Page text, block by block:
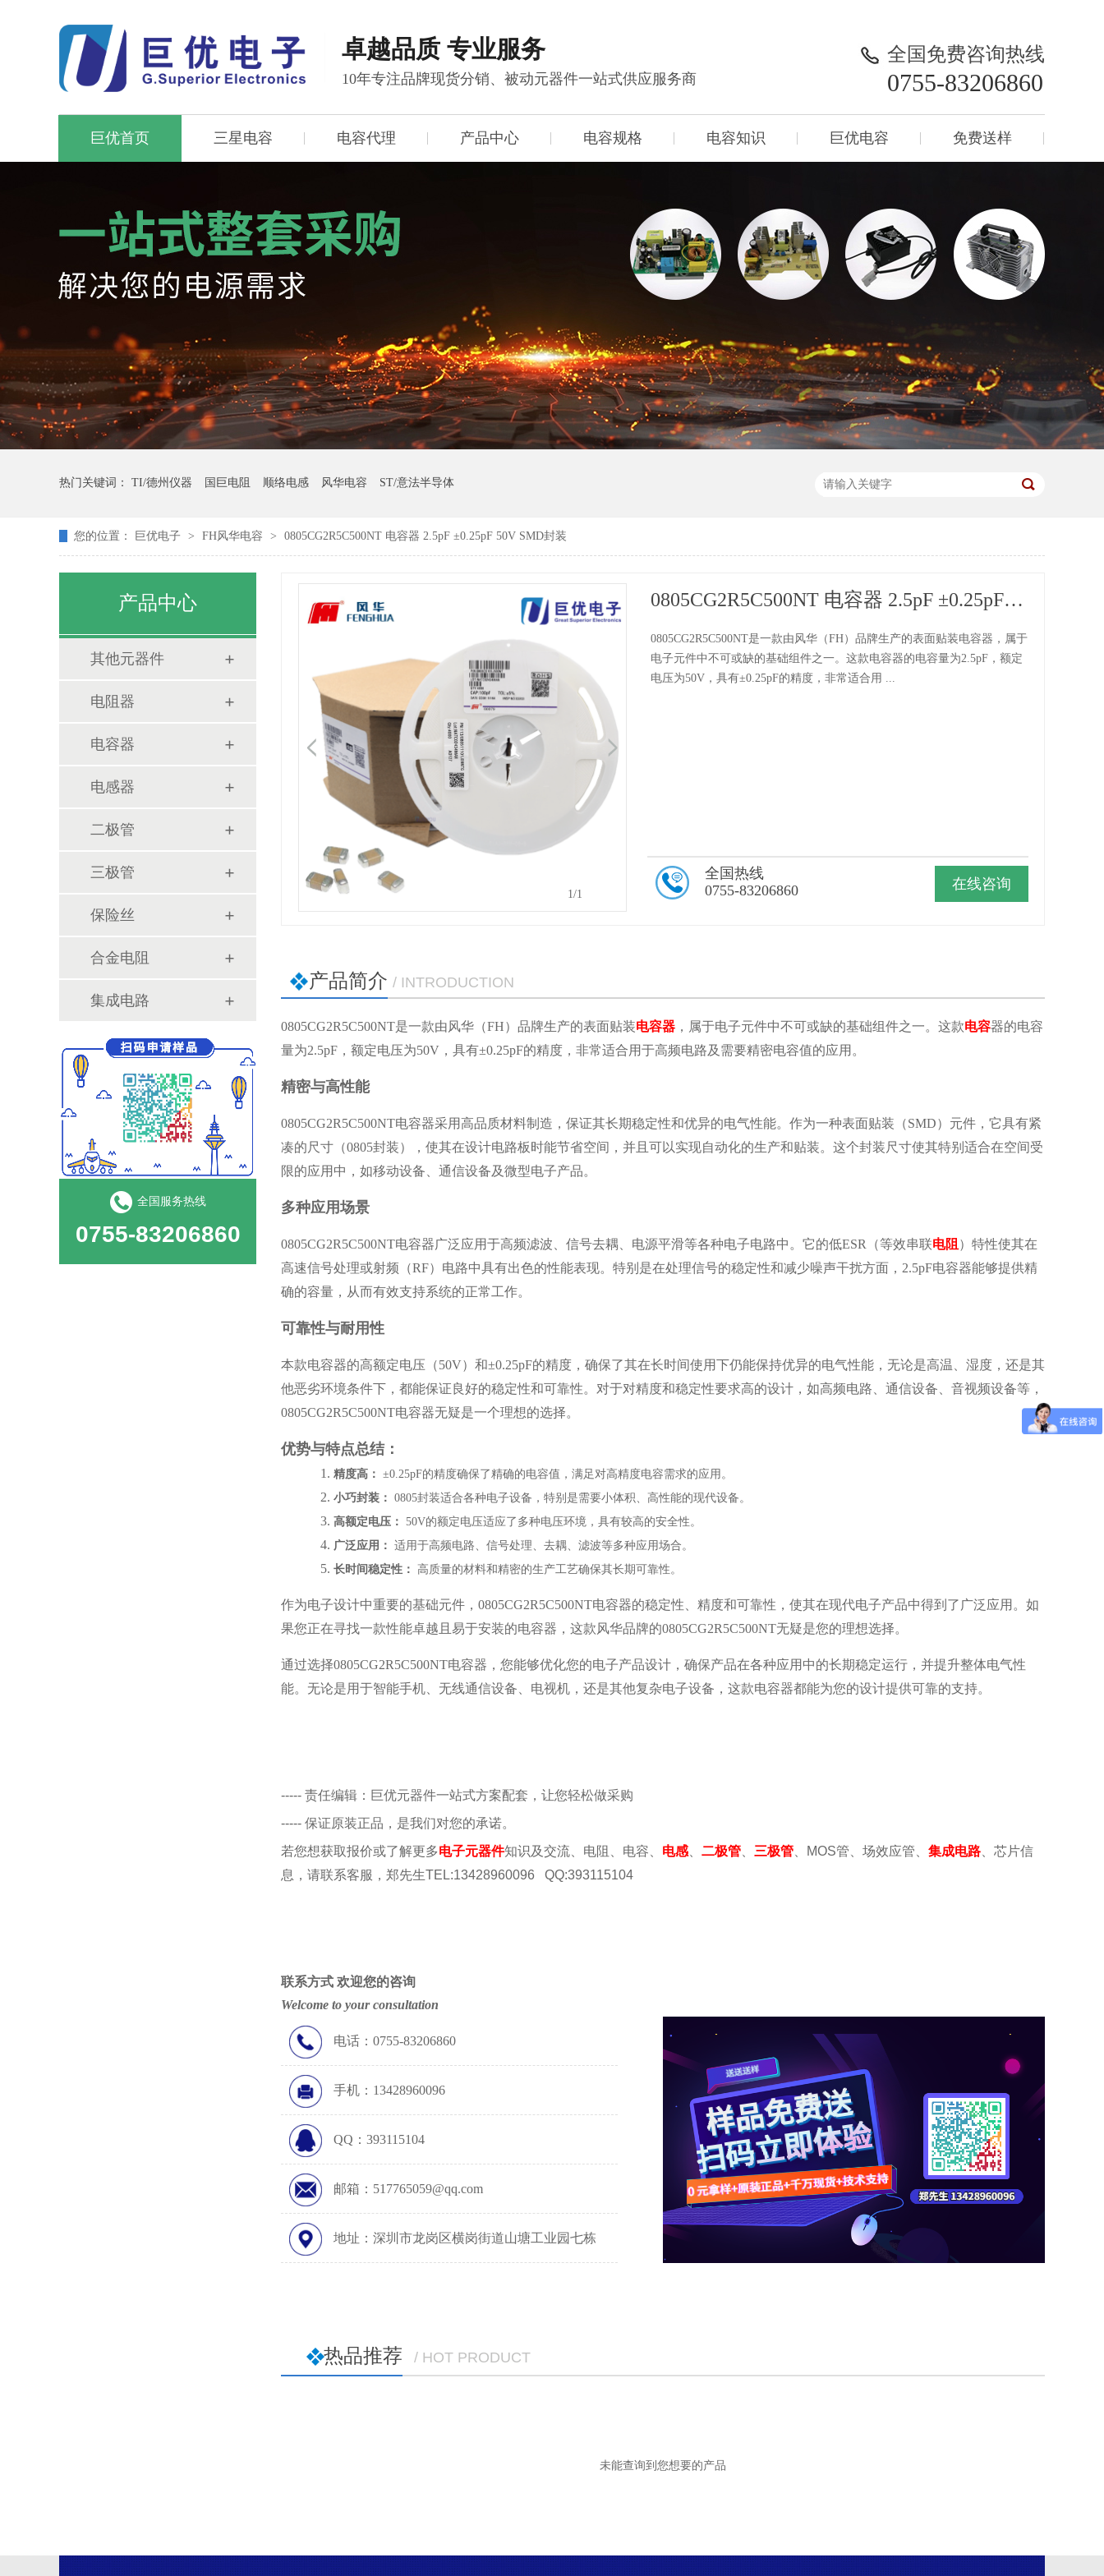
卓越品质 专业服务
10年专注品牌现货分销、被动元器件一站式供应服务商
全国免费咨询热线
0755-83206860
巨优首页 三星电容 电容代理 产品中心 电容规格 电容知识 巨优电容 免费送样
热门关键词： TI/德州仪器 国巨电阻 顺络电感 风华电容 ST/意法半导体
您的位置： 巨优电子 > FH风华电容 > 0805CG2R5C500NT 电容器 2.5pF ±0.25pF 50V SMD封装
产品中心
其他元器件
电阻器
电容器
电感器
二极管
三极管
保险丝
合金电阻
集成电路
全国服务热线
0755-83206860
1/1
0805CG2R5C500NT 电容器 2.5pF ±0.25pF 50V SMD封装
0805CG2R5C500NT是一款由风华（FH）品牌生产的表面贴装电容器，属于
电子元件中不可或缺的基础组件之一。这款电容器的电容量为2.5pF，额定
电压为50V，具有±0.25pF的精度，非常适合用 ...
在线咨询
全国热线
0755-83206860
产品简介 / INTRODUCTION
0805CG2R5C500NT是一款由风华（FH）品牌生产的表面贴装电容器 ，属于电子元件中不可或缺的基础组件之一。这款电容器的电容
量为2.5pF，额定电压为50V，具有±0.25pF的精度，非常适合用于高频电路及需要精密电容值的应用。
精密与高性能
0805CG2R5C500NT电容器采用高品质材料制造，保证其长期稳定性和优异的电气性能。作为一种表面贴装（SMD）元件，它具有紧
凑的尺寸（0805封装），使其在设计电路板时能节省空间，并且可以实现自动化的生产和贴装。这个封装尺寸使其特别适合在空间受
限的应用中，如移动设备、通信设备及微型电子产品。
多种应用场景
0805CG2R5C500NT电容器广泛应用于高频滤波、信号去耦、电源平滑等各种电子电路中。它的低ESR（等效串联电阻 ）特性使其在
高速信号处理或射频（RF）电路中具有出色的性能表现。特别是在处理信号的稳定性和减少噪声干扰方面，2.5pF电容器能够提供精
确的容量，从而有效支持系统的正常工作。
可靠性与耐用性
本款电容器的高额定电压（50V）和±0.25pF的精度，确保了其在长时间使用下仍能保持优异的电气性能，无论是高温、湿度，还是其
他恶劣环境条件下，都能保证良好的稳定性和可靠性。对于对精度和稳定性要求高的设计，如高频电路、通信设备、音视频设备等，
0805CG2R5C500NT电容器无疑是一个理想的选择。
优势与特点总结：
1. 精度高： ±0.25pF的精度确保了精确的电容值，满足对高精度电容需求的应用。
2. 小巧封装： 0805封装适合各种电子设备，特别是需要小体积、高性能的现代设备。
3. 高额定电压： 50V的额定电压适应了多种电压环境，具有较高的安全性。
4. 广泛应用： 适用于高频电路、信号处理、去耦、滤波等多种应用场合。
5. 长时间稳定性： 高质量的材料和精密的生产工艺确保其长期可靠性。
作为电子设计中重要的基础元件， 0805CG2R5C500NT电容器的稳定性、精度和可靠性，使其在现代电子产品中得到了广泛应用。如
果您正在寻找一款性能卓越且易于安装的电容器，这款风华品牌的0805CG2R5C500NT无疑是您的理想选择。
通过选择0805CG2R5C500NT电容器，您能够优化您的电子产品设计，确保产品在各种应用中的长期稳定运行，并提升整体电气性
能。无论是用于智能手机、无线通信设备、电视机，还是其他复杂电子设备，这款电容器都能为您的设计提供可靠的支持。
----- 责任编辑：巨优元器件一站式方案配套，让您轻松做采购
----- 保证原装正品，是我们对您的承诺。
若您想获取报价或了解更多电子元器件知识及交流、电阻、电容、 电感 二极管 三极管 MOS管、场效应管 集成电路 、芯片信
息，请联系客服 ，郑先生TEL:13428960096 QQ:393115104
联系方式 欢迎您的咨询
Welcome to your consultation
电话：0755-83206860
手机：13428960096
QQ：393115104
邮箱：517765059@qq.com
地址：深圳市龙岗区横岗街道山塘工业园七栋
热品推荐 / HOT PRODUCT
未能查询到您想要的产品